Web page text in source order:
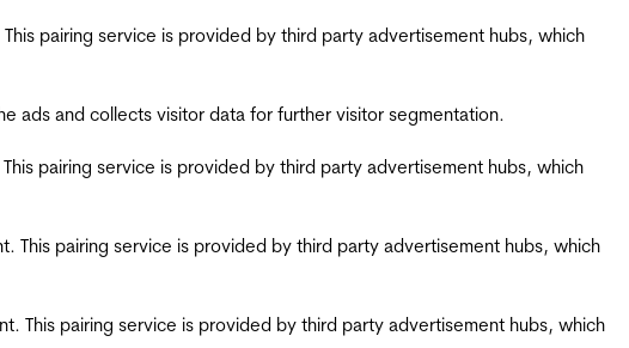
pairing service is provided by third party advertisement hubs, which
ads and collects visitor data for further visitor segmentation.
pairing service is provided by third party advertisement hubs, which
pairing service is provided by third party advertisement hubs, which
This pairing service is provided by third party advertisement hubs, which